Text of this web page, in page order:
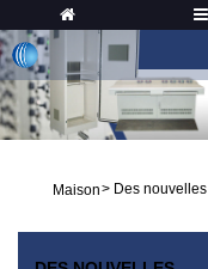
Maison> Des nouvelles